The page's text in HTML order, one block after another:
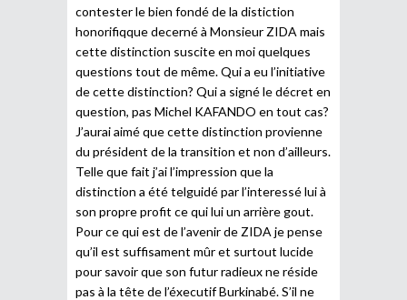
contester le bien fondé de la distiction
honorifiqque decerné à Monsieur ZIDA mais
cette distinction suscite en moi quelques
questions tout de même. Qui a eu l’initiative
de cette distinction? Qui a signé le décret en
question, pas Michel KAFANDO en tout cas?
J’aurai aimé que cette distinction provienne
du président de la transition et non d’ailleurs.
Telle que fait j’ai l’impression que la
distinction a été telguidé par l’interessé lui à
son propre profit ce qui lui un arrière gout.
Pour ce qui est de l’avenir de ZIDA je pense
qu’il est suffisament mûr et surtout lucide
pour savoir que son futur radieux ne réside
pas à la tête de l’éxecutif Burkinabé. S’il ne